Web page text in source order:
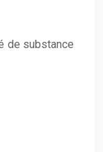
de substance